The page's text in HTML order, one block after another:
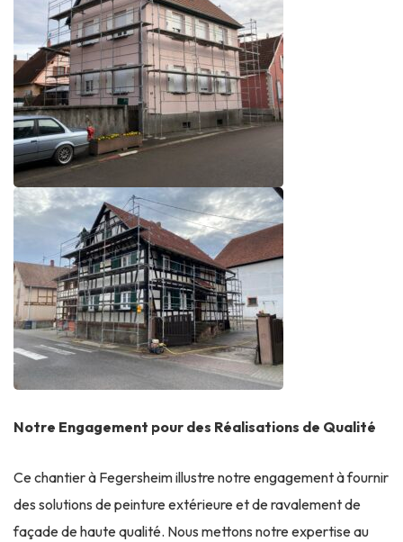
Notre Engagement pour des Réalisations de Qualité
Ce chantier à Fegersheim illustre notre engagement à fournir
des solutions de peinture extérieure et de ravalement de
façade de haute qualité. Nous mettons notre expertise au